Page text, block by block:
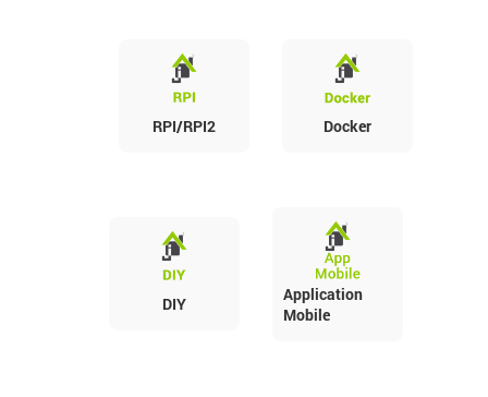
RPI/RPI2 Docker
DIY
Application
Mobile